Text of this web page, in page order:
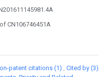
CN106746451A
patent citations (1)
Cited by (3)